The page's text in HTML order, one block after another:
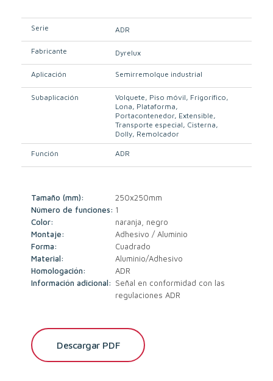
Serie ADR
Fabricante Dyrelux
Aplicación Semirremolque industrial
Subaplicación Volquete Piso móvil Frigorífico
Lona Plataforma
Portacontenedor Extensible
Transporte especial Cisterna
Dolly Remolcador
Función ADR
Tamaño (mm):
250x250mm
Número de funciones: 1
Color:
naranja, negro
Montaje:
Adhesivo / Aluminio
Forma:
Cuadrado
Material:
Aluminio/Adhesivo
Homologación:
ADR
Información adicional: Señal en conformidad con las
regulaciones ADR
Descargar PDF